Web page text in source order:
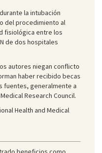
la intubación
del procedimiento al
fisiológica entre los
de dos hospitales
autores niegan conflicto
haber recibido becas
fuentes, generalmente a
Research Council.
Health and Medical